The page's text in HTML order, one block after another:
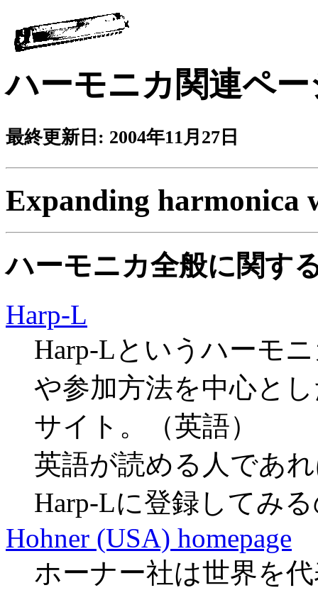
ハーモニカ関連ペ
最終更新日: 2004年11月27日
Expanding harmonica
ハーモニカ全般に関す
Harp-L
Harp-Lというハーモ
や参加方法を中心と
サイト。（英語）
英語が読める人であ
Harp-Lに登録してみ
Hohner (USA) homepage
ホーナー社は世界を